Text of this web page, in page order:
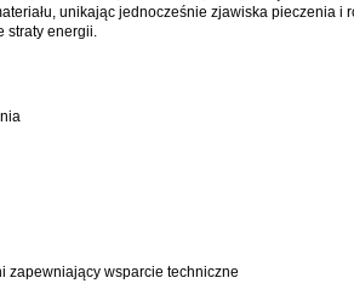
unikając jednocześnie zjawiska pieczenia i
straty energii.
zapewniający wsparcie techniczne